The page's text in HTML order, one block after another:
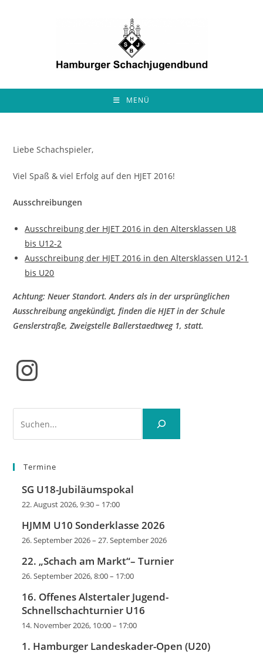
MENÜ
Liebe Schachspieler,
Viel Spaß & viel Erfolg auf den HJET 2016!
Ausschreibungen
Ausschreibung der HJET 2016 in den Altersklassen U8
bis U12-2
Ausschreibung der HJET 2016 in den Altersklassen U12-1
bis U20
Achtung: Neuer Standort. Anders als in der ursprünglichen
Ausschreibung angekündigt, finden die HJET in der Schule
Genslerstraße, Zweigstelle Ballerstaedtweg 1, statt.
Instagram
Termine
SG U18-Jubiläumspokal
22. August 2026, 9:30– 17:00
HJMM U10 Sonderklasse 2026
26. September 2026–27. September 2026
22. „Schach am Markt“– Turnier
26. September 2026, 8:00– 17:00
16. Offenes Alstertaler Jugend-
Schnellschachturnier U16
14. November 2026, 10:00– 17:00
1. Hamburger Landeskader-Open (U20)